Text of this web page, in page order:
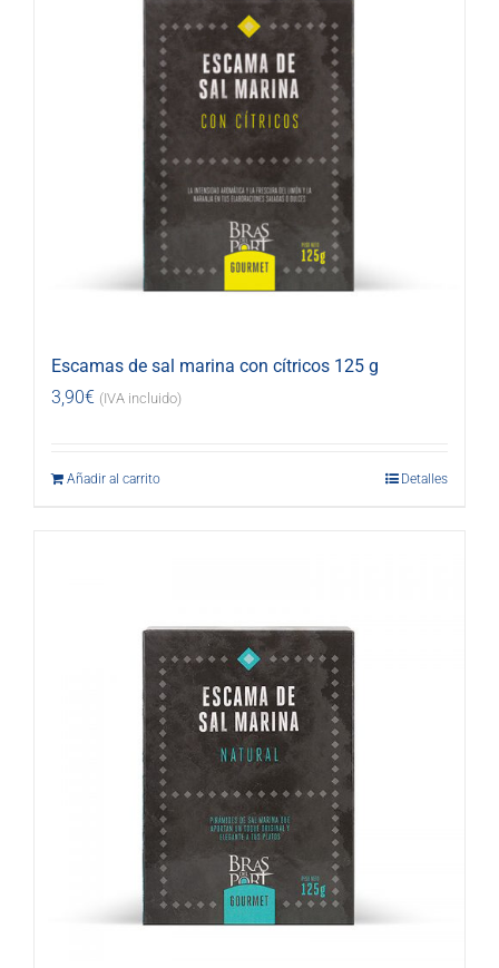
Escamas de sal marina con cítricos 125 g
3,90€ (IVA incluido)
Añadir al carrito Detalles